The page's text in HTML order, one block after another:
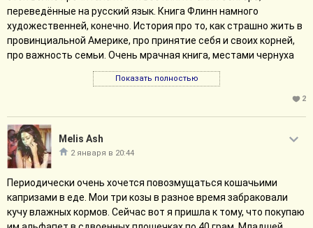
переведённые на русский язык. Книга Флинн намного
художественней, конечно. История про то, как страшно жить в
провинциальной Америке, про принятие себя и своих корней,
про важность семьи. Очень мрачная книга, местами чернуха
просто беспросветная. Подростки принимают наркоту и
поклоняются Сатане, младше классницы инспирируют
семью в ужасной резне, которую как посчитала полиция,
устроил её 15 летний брат Бен. С тех пор она не вылезает из
депрессии и живёт на деньги из пожертвований
сочувсивуюших, которых в своё время было немало. Но прошло
25 лет, деньги заканчиваются, а Либби не хочет, и, судя по
всему, и не может работать с её убитой психикой. Ей вовремя
подворачивается предложение Клуба Смерти - кружка
Показать полностью
2
Melis Ash
2 января в 20:44
Периодически очень хочется повозмущаться кошачьими
капризами в еде. Мои три козы в разное время забраковали
кучу влажных кормов. Сейчас вот я пришла к тому, что покупаю